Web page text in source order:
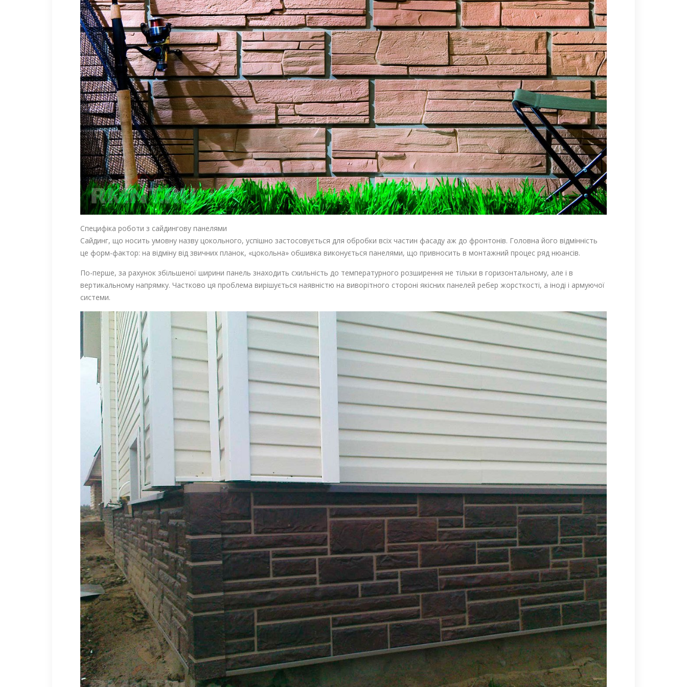
Специфіка роботи з сайдингову панелями
Сайдинг, що носить умовну назву цокольного, успішно застосовується для обробки всіх частин фасаду аж до фронтонів. Головна його відмінність
це форм-фактор: на відміну від звичних планок, «цокольна» обшивка виконується панелями, що привносить в монтажний процес ряд нюансів.
По-перше, за рахунок збільшеної ширини панель знаходить схильність до температурного розширення не тільки в горизонтальному, але і в
вертикальному напрямку. Частково ця проблема вирішується наявністю на виворітного стороні якісних панелей ребер жорсткості, а іноді і армуючої
системи.